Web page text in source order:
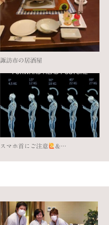
諏訪市の居酒屋
スマホ首にご注意 ‍&…